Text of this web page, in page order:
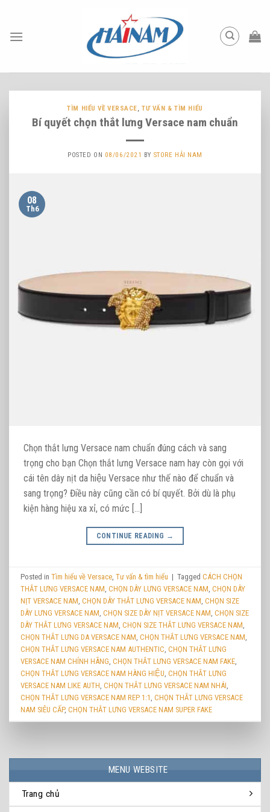
content
TÌM HIỂU VỀ VERSACE,TƯ VẤN & TÌM HIỂU
Bí quyết chọn thắt lưng Versace nam chuẩn
POSTED ON 08/06/2021 BY STORE HẢI NAM
08
Th6
Chọn thắt lưng Versace nam chuẩn đúng cách và sang
trọng cho bạn Chọn thắt lưng Versace nam hay còn gọi với
cái tên dây nịt da hiệu Versace như thế nào để chuẩn và
sang trọng? Điều này cũng cần có bí quyết. Bởi dù là phụ
kiện hàng hiệu xa xỉ, có mức […]
CONTINUE READING →
Posted inTìm hiểu về Versace ,Tư vấn & tìm hiểu | TaggedCÁCH CHỌN
THẮT LƯNG VERSACE NAM ,CHỌN DÂY LƯNG VERSACE NAM ,CHỌN DÂY
NỊT VERSACE NAM ,CHỌN DÂY THẮT LƯNG VERSACE NAM ,CHỌN SIZE
DÂY LƯNG VERSACE NAM ,CHỌN SIZE DÂY NỊT VERSACE NAM ,CHỌN SIZE
DÂY THẮT LƯNG VERSACE NAM ,CHỌN SIZE THẮT LƯNG VERSACE NAM
CHỌN THẮT LƯNG DA VERSACE NAM ,CHỌN THẮT LƯNG VERSACE NAM
CHỌN THẮT LƯNG VERSACE NAM AUTHENTIC ,CHỌN THẮT LƯNG
VERSACE NAM CHÍNH HÃNG ,CHỌN THẮT LƯNG VERSACE NAM FAKE
CHỌN THẮT LƯNG VERSACE NAM HÀNG HIỆU ,CHỌN THẮT LƯNG
VERSACE NAM LIKE AUTH ,CHỌN THẮT LƯNG VERSACE NAM NHÁI
CHỌN THẮT LƯNG VERSACE NAM REP 1:1 ,CHỌN THẮT LƯNG VERSACE
NAM SIÊU CẤP,CHỌN THẮT LƯNG VERSACE NAM SUPER FAKE
MENU WEBSITE
Trang chủ